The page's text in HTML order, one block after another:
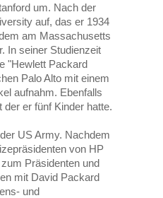
um. Nach der
auf, das er 1934
am Massachusetts
In seiner Studienzeit
"Hewlett Packard
Palo Alto mit einem
aufnahm. Ebenfalls
er fünf Kinder hatte.
US Army. Nachdem
von HP
Präsidenten und
mit David Packard
und